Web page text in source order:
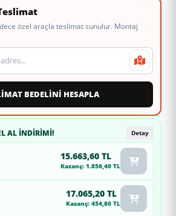
özel araçla teslimat sunulur. Montaj
adresi
BEDELİNİ HESAPLA
AL İNDIRIMI! Detay
15.663,60 TL
Kazanç: 1.856,40 TL
17.065,20 TL
Kazanç: 454,80 TL